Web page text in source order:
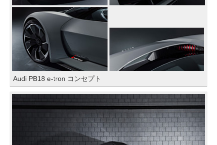
Audi PB18 e-tron コンセプト